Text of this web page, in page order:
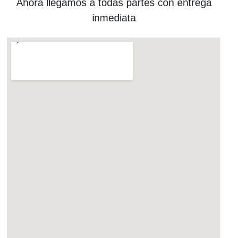
Ahora llegamos a todas partes con entrega
inmediata